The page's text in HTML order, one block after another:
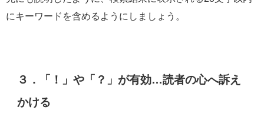
にキーワードを含めるようにしましょう。
３．「！」や「？」が有効…読者の心へ訴え
かける